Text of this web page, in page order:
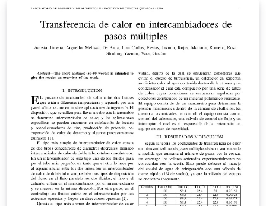
virais dengue, zika e chikungunya, transmitidas pelo
mosquito Aedes Aegpti.